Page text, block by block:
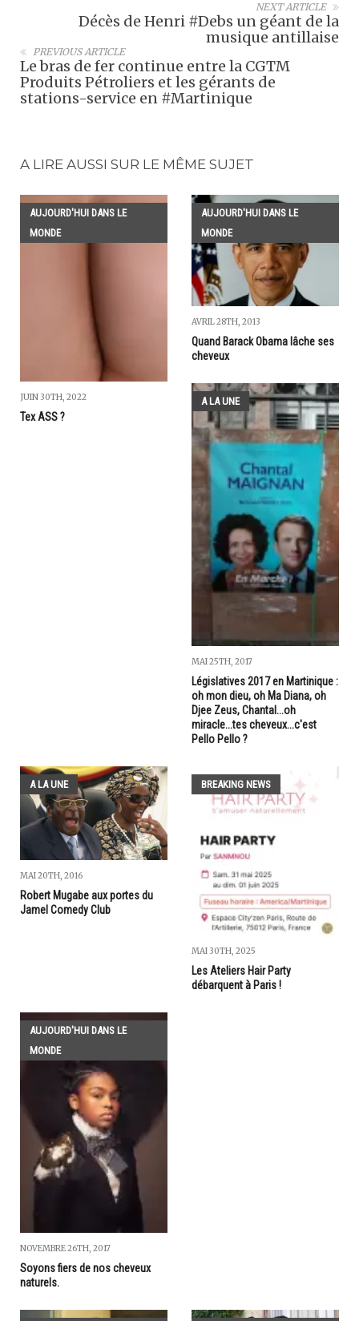
NEXT ARTICLE
Décès de Henri #Debs un géant de la
musique antillaise
PREVIOUS ARTICLE
Le bras de fer continue entre la CGTM
Produits Pétroliers et les gérants de
stations-service en #Martinique
A LIRE AUSSI SUR LE MÊME SUJET
AUJOURD'HUI DANS LE
MONDE
JUIN 30TH, 2022
Tex ASS ?
AUJOURD'HUI DANS LE
MONDE
AVRIL 28TH, 2013
Quand Barack Obama lâche ses
cheveux
A LA UNE
MAI 25TH, 2017
Législatives 2017 en Martinique :
oh mon dieu, oh Ma Diana, oh
Djee Zeus, Chantal...oh
miracle...tes cheveux...c'est
Pello Pello ?
A LA UNE
MAI 20TH, 2016
Robert Mugabe aux portes du
Jamel Comedy Club
BREAKING NEWS
MAI 30TH, 2025
Les Ateliers Hair Party
débarquent à Paris !
AUJOURD'HUI DANS LE
MONDE
NOVEMBRE 26TH, 2017
Soyons fiers de nos cheveux
naturels.